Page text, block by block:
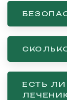
ЕСТЬ